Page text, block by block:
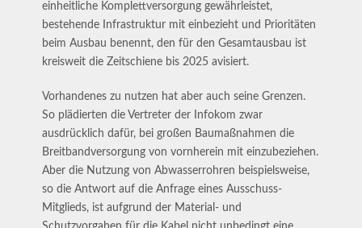
einheitliche Komplettversorgung gewährleistet,
bestehende Infrastruktur mit einbezieht und Prioritäten
beim Ausbau benennt, den für den Gesamtausbau ist
kreisweit die Zeitschiene bis 2025 avisiert.
Vorhandenes zu nutzen hat aber auch seine Grenzen.
So plädierten die Vertreter der Infokom zwar
ausdrücklich dafür, bei großen Baumaßnahmen die
Breitbandversorgung von vornherein mit einzubeziehen.
Aber die Nutzung von Abwasserrohren beispielsweise,
so die Antwort auf die Anfrage eines Ausschuss-
Mitglieds, ist aufgrund der Material- und